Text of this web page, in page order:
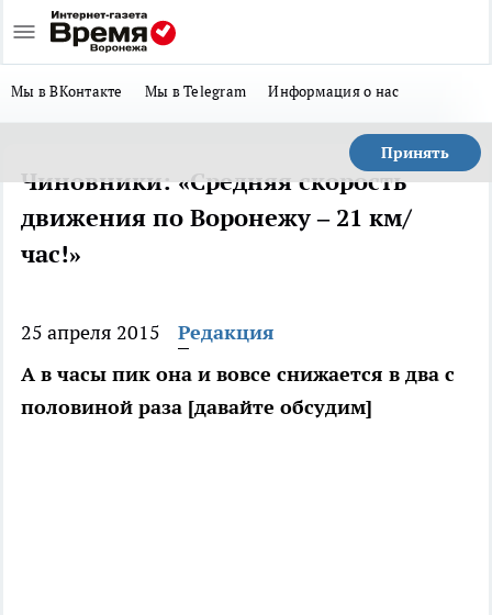
Мы в ВКонтакте Мы в Telegram Информация о нас
Принять
Чиновники: «Средняя скорость
движения по Воронежу – 21 км/
час!»
25 апреля 2015
Редакция
А в часы пик она и вовсе снижается в два с
половиной раза [давайте обсудим]